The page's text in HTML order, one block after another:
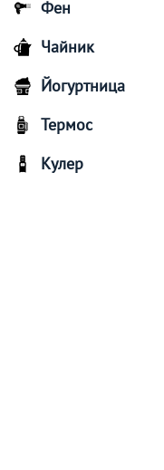
Фен
Чайник
Йогуртница
Термос
Кулер